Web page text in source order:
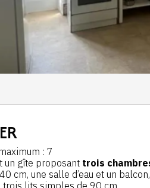
: 7
un gîte proposant trois
cm, une salle d’eau et un
trois lits simples de 90 cm.